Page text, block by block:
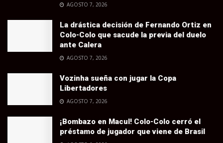
AGOSTO 7, 2026
La drástica decisión de Fernando Ortiz en
Colo-Colo que sacude la previa del duelo
ante Calera
AGOSTO 7, 2026
Vozinha sueña con jugar la Copa
Libertadores
AGOSTO 7, 2026
¡Bombazo en Macul! Colo-Colo cerró el
préstamo de jugador que viene de Brasil